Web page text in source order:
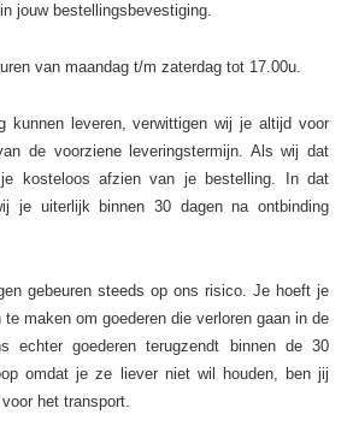
jouw bestellingsbevestiging.
van maandag t/m zaterdag tot 17.00u.
kunnen leveren, verwittigen wij je altijd voor
de voorziene leveringstermijn. Als wij dat
kosteloos afzien van je bestelling. In dat
je uiterlijk binnen 30 dagen na ontbinding
gebeuren steeds op ons risico. Je hoeft je
te maken om goederen die verloren gaan in de
echter goederen terugzendt binnen de 30
omdat je ze liever niet wil houden, ben jij
het transport.